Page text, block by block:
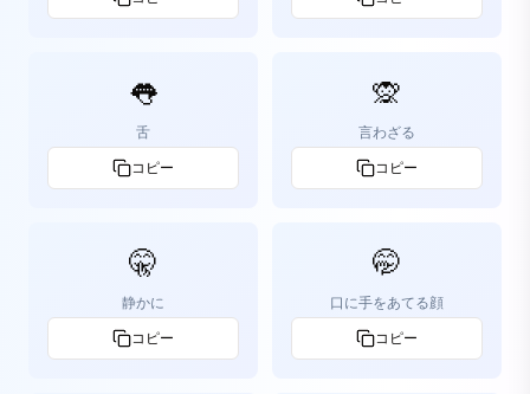
👅
舌
コピー
🙊
言わざる
コピー
🤫
静かに
コピー
🤭
口に手をあてる顔
コピー